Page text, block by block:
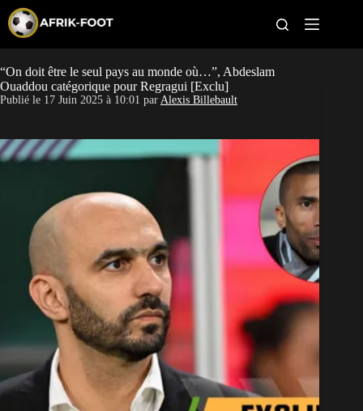
p
t
o
c
o
t
e
n
CAN féminine
Pays
Classement
Paris sportifs
“On doit être le seul pays au monde où…”, Abdeslam
Ouaddou catégorique pour Regragui [Exclu]
Publié le 17 Juin 2025 à 10:01 par Alexis Billebault